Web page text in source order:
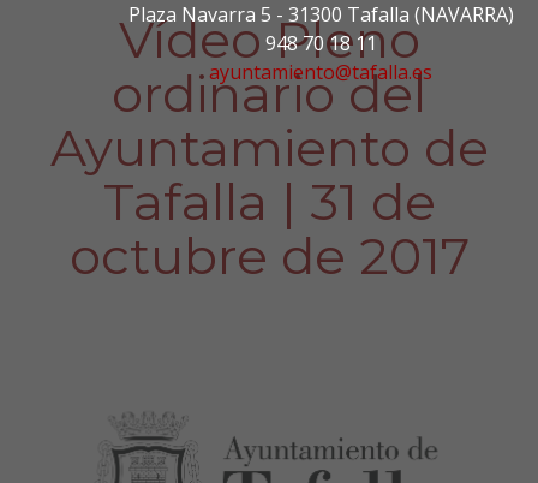
Plaza Navarra 5 - 31300 Tafalla (NAVARRA)
948 70 18 11
ayuntamiento@tafalla.es
Vídeo Pleno
ordinario del
Ayuntamiento de
Tafalla | 31 de
octubre de 2017